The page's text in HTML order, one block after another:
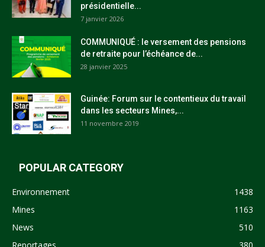
présidentielle...
7 janvier 2026
COMMUNIQUÉ : le versement des pensions
de retraite pour l’échéance de...
28 janvier 2025
Guinée: Forum sur le contentieux du travail
dans les secteurs Mines,...
11 novembre 2019
POPULAR CATEGORY
Environnement
1438
Mines
1163
News
510